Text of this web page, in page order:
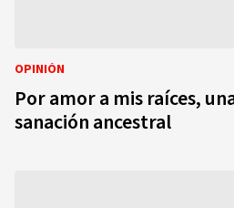
OPINIÓN
Por amor a mis raíces,
sanación ancestral